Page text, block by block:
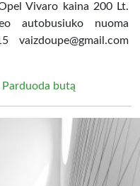
Vivaro kaina 200 Lt.
autobusiuko nuoma
Parduoda butą